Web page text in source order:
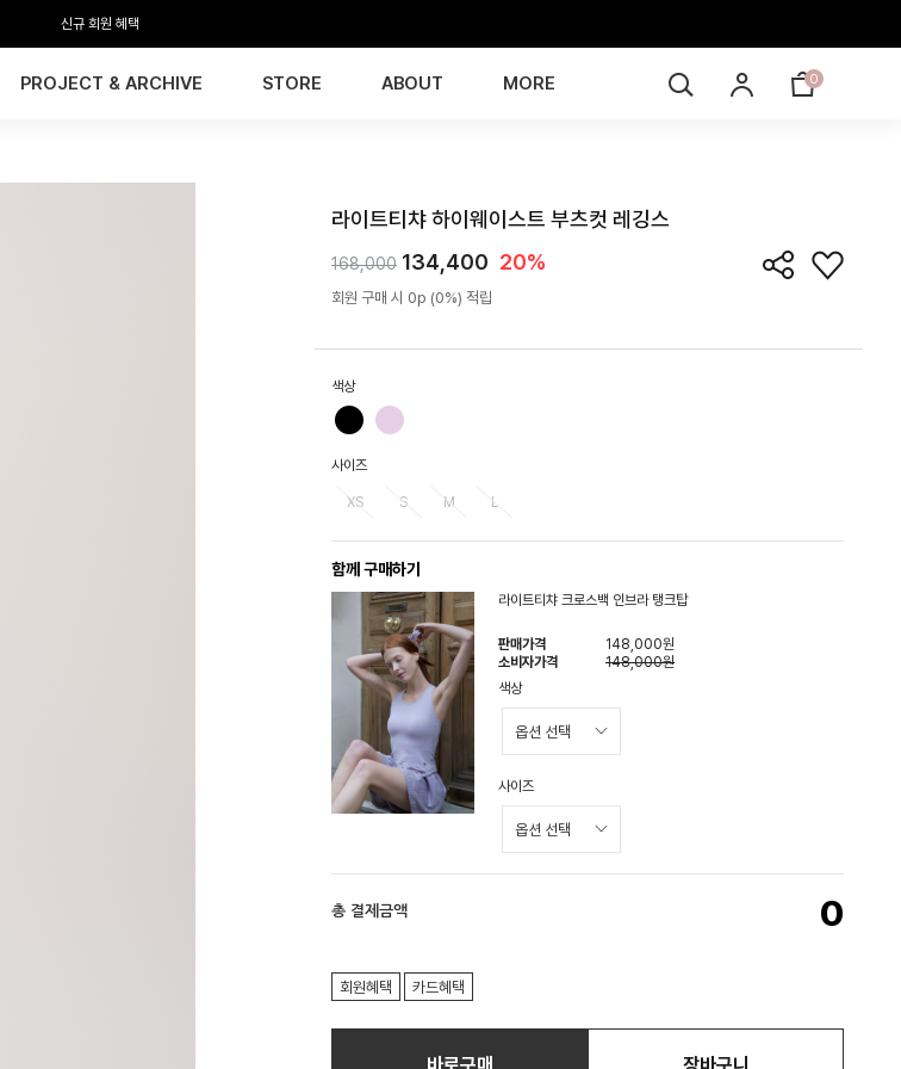
전 회원 무료배송 / 1회 사이즈 교환 무료
PROJECT & ARCHIVE STORE ABOUT MORE 0
라이트티챠 하이웨이스트 부츠컷 레깅스
168,000 134,400 20%
회원 구매 시 0p (0%) 적립
색상
사이즈
XS S M L
함께 구매하기
라이트티챠 크로스백 인브라 탱크탑
판매가격
148,000원
소비자가격
148,000원
색상
사이즈
총 결제금액 0
회원혜택 카드혜택